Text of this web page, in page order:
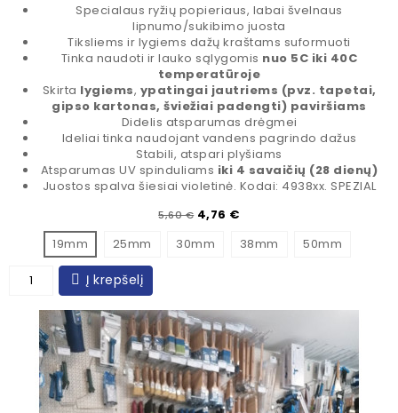
Specialaus ryžių popieriaus, labai švelnaus
lipnumo/sukibimo juosta
Tiksliems ir lygiems dažų kraštams suformuoti
Tinka naudoti ir lauko sąlygomis nuo 5C iki 40C
temperatūroje
Skirta lygiems, ypatingai jautriems (pvz. tapetai,
gipso kartonas, šviežiai padengti) paviršiams
Didelis atsparumas drėgmei
Ideliai tinka naudojant vandens pagrindo dažus
Stabili, atspari plyšiams
Atsparumas UV spinduliams iki 4 savaičių (28 dienų)
Juostos spalva šiesiai violetinė. Kodai: 4938xx. SPEZIAL
Įprasta kaina
5,60 € Kaina
4,76 €
19mm
25mm 30mm 38mm 50mm
Į krepšelį